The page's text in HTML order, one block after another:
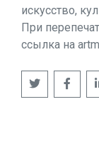
искусство,
При
ссылка на